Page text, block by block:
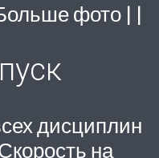
фото | |
дисциплин
на